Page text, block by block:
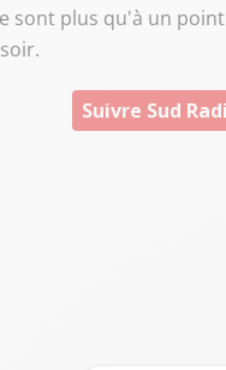
sont plus qu'à un
Suivre Sud